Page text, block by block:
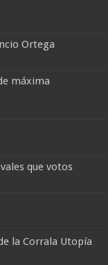
Ortega
máxima
que votos
la Corrala Utopía